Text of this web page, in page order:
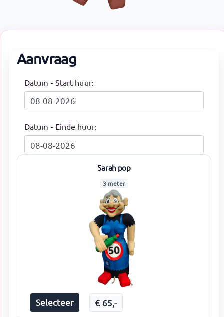
Aanvraag
Datum - Start huur:
Datum - Einde huur:
Sarah pop
3 meter
Selecteer € 65,-